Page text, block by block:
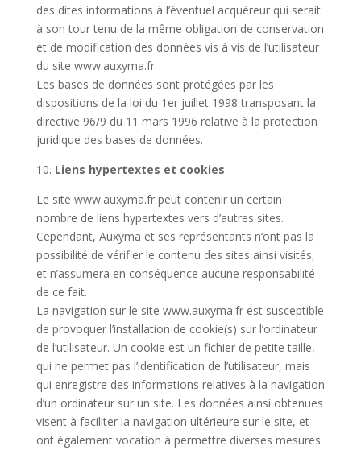
des dites informations à l’éventuel acquéreur qui serait
à son tour tenu de la même obligation de conservation
et de modification des données vis à vis de l’utilisateur
du site www.auxyma.fr.
Les bases de données sont protégées par les
dispositions de la loi du 1er juillet 1998 transposant la
directive 96/9 du 11 mars 1996 relative à la protection
juridique des bases de données.
10. Liens hypertextes et cookies
Le site www.auxyma.fr peut contenir un certain
nombre de liens hypertextes vers d’autres sites.
Cependant, Auxyma et ses représentants n’ont pas la
possibilité de vérifier le contenu des sites ainsi visités,
et n’assumera en conséquence aucune responsabilité
de ce fait.
La navigation sur le site www.auxyma.fr est susceptible
de provoquer l’installation de cookie(s) sur l’ordinateur
de l’utilisateur. Un cookie est un fichier de petite taille,
qui ne permet pas l’identification de l’utilisateur, mais
qui enregistre des informations relatives à la navigation
d’un ordinateur sur un site. Les données ainsi obtenues
visent à faciliter la navigation ultérieure sur le site, et
ont également vocation à permettre diverses mesures